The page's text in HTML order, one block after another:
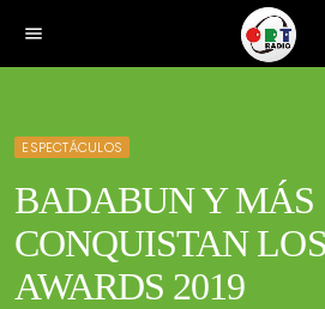
menu
ESPECTÁCULOS
BADABUN Y MÁS
CONQUISTAN
AWARDS 2019